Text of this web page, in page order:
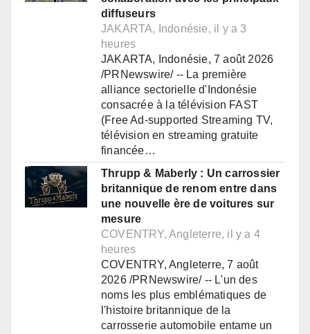
diffuseurs
JAKARTA, Indonésie, il y a 3
heures
JAKARTA, Indonésie, 7 août 2026
/PRNewswire/ -- La première
alliance sectorielle d'Indonésie
consacrée à la télévision FAST
(Free Ad-supported Streaming TV,
télévision en streaming gratuite
financée…
Thrupp & Maberly : Un carrossier
britannique de renom entre dans
une nouvelle ère de voitures sur
mesure
COVENTRY, Angleterre, il y a 4
heures
COVENTRY, Angleterre, 7 août
2026 /PRNewswire/ -- L'un des
noms les plus emblématiques de
l'histoire britannique de la
carrosserie automobile entame un